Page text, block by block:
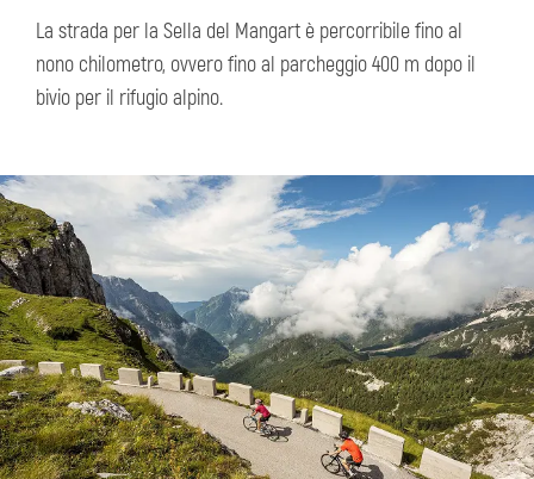
La strada per la Sella del Mangart è percorribile fino al
nono chilometro, ovvero fino al parcheggio 400 m dopo il
bivio per il rifugio alpino.